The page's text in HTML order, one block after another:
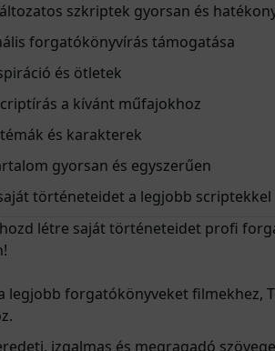
szkriptek gyorsan és
forgatókönyvírás támogatása
és ötletek
a kívánt műfajokhoz
és karakterek
gyorsan és egyszerűen
történeteidet a legjobb scriptekkel
létre saját történeteidet profi
legjobb forgatókönyveket filmekhez,
izgalmas és megragadó